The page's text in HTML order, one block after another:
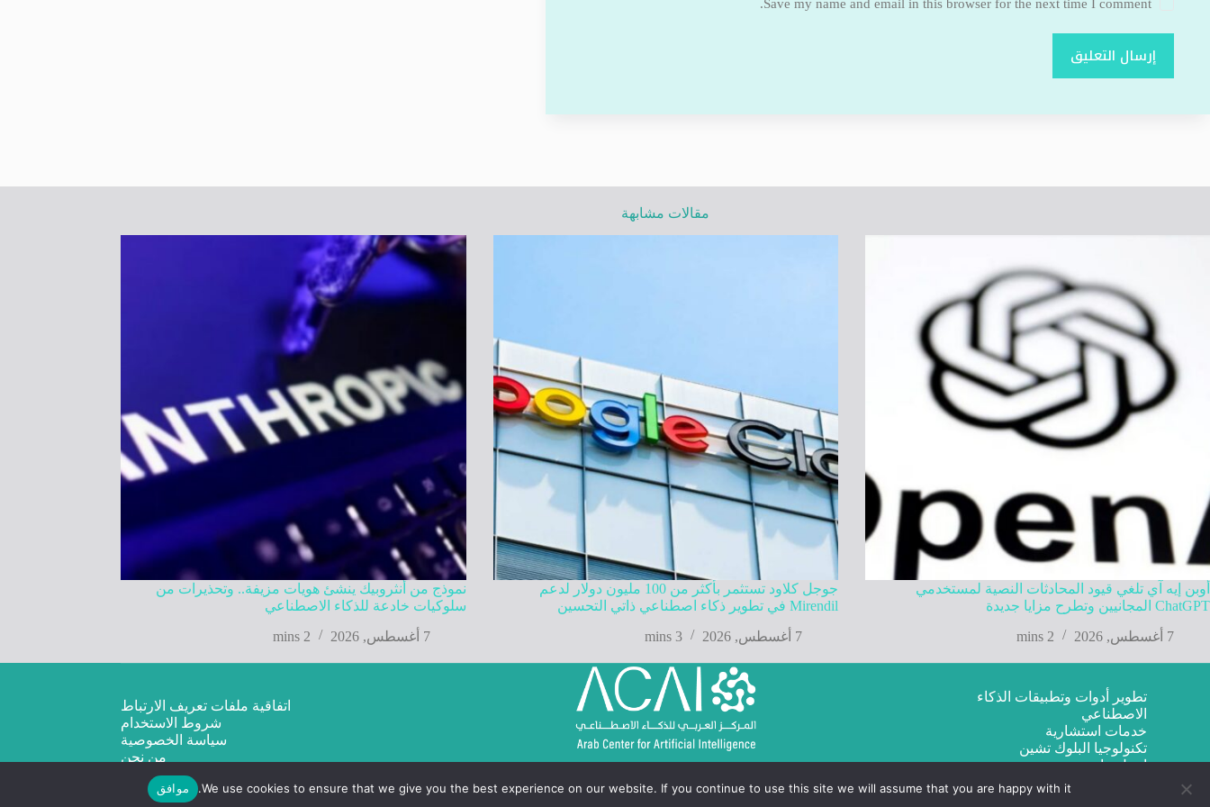
Save my name and email in this browser for the next time I comment.
إرسال التعليق
مقالات مشابهة
أوبن إيه آي تلغي قيود المحادثات النصية لمستخدمي
ChatGPT المجانيين وتطرح مزايا جديدة
7 أغسطس, 2026
2 mins
جوجل كلاود تستثمر بأكثر من 100 مليون دولار لدعم
Mirendil في تطوير ذكاء اصطناعي ذاتي التحسين
7 أغسطس, 2026
3 mins
نموذج من أنثروبيك ينشئ هويات مزيفة.. وتحذيرات من
سلوكيات خادعة للذكاء الاصطناعي
7 أغسطس, 2026
2 mins
تطوير أدوات وتطبيقات الذكاء
الاصطناعي
خدمات استشارية
تكنولوجيا البلوك تشين
اتصل بنا
اتفاقية ملفات تعريف الارتباط
شروط الاستخدام
سياسة الخصوصية
من نحن
We use cookies to ensure that we give you the best experience on our website. If you continue to use this site we will assume that you are happy with it. موافق